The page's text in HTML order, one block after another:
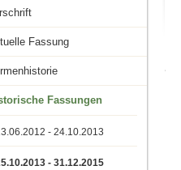
Fassung
Fassungen
- 24.10.2013
- 31.12.2015